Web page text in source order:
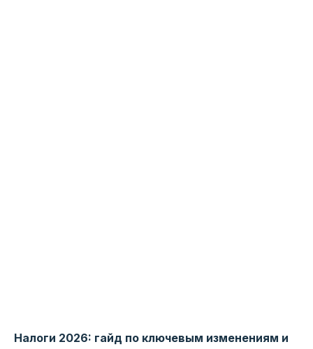
Налоги 2026: гайд по ключевым изменениям и